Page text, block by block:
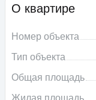
О квартире
Номер объекта
Тип объекта
Общая площадь
Жилая площадь